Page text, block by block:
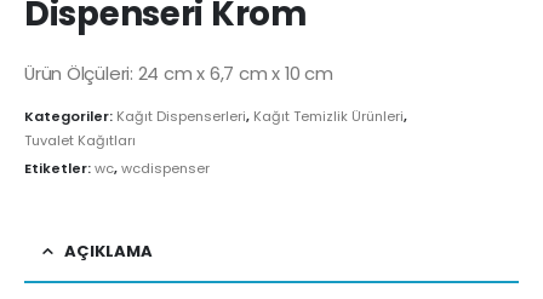
Dispenseri Krom
Ürün Ölçüleri: 24 cm x 6,7 cm x 10 cm
Kategoriler: Kağıt Dispenserleri, Kağıt Temizlik Ürünleri,
Tuvalet Kağıtları
Etiketler:wc,wcdispenser
AÇIKLAMA